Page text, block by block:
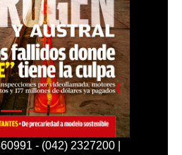
- (042) 2327200 |